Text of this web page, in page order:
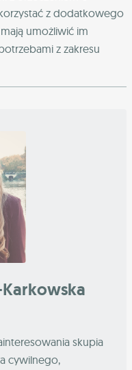
z dodatkowego
umożliwić im
z zakresu
skupia
cywilnego,